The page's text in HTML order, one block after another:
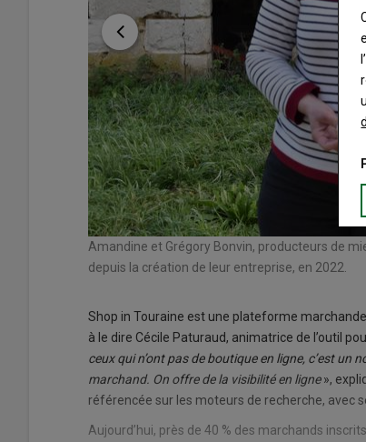
Amandine et Grégory Bonvin, producteurs de
depuis la création de leur entreprise, en 2022.
Shop in Touraine est une plateforme
à le dire Cécile Paturaud, animatrice de l’outil
ceux qui n’ont pas de boutique en ligne, c’est un
marchand. On offre de la visibilité en ligne»,
référencée sur les moteurs de recherche, avec
Aujourd’hui, près de 40 % des marchands